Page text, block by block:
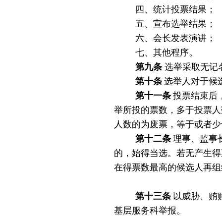
四、统计投票结果；
五、宣布选举结果；
六、会长发表演讲；
七、其他程序。
第九条选举采取无记
第十条 选举人对于候
第十一条 投票结束后
举所投的票数，多于投票
人数的为废票，等于或者
第十二条 理事、监事
的，始得当选。若无产生
在得票数最高的候选人再
第十三条 以威胁、贿
基层服务科举报。